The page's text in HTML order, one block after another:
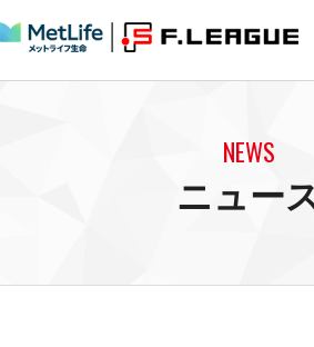
U-23選抜
NEWS
ニュー